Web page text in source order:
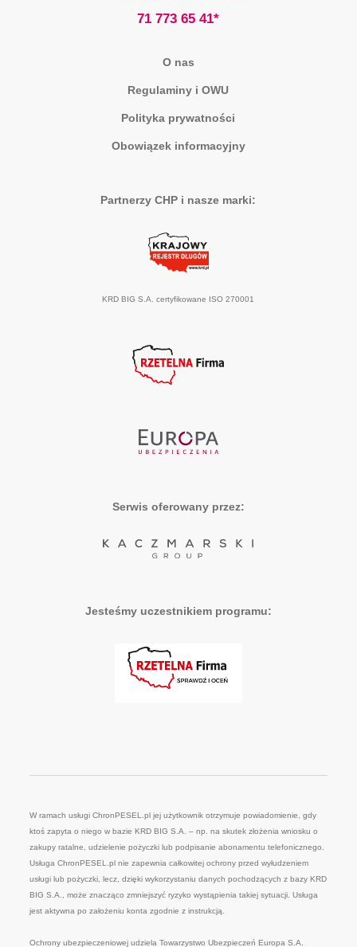
71 773 65 41*
O nas
Regulaminy i OWU
Polityka prywatności
Obowiązek informacyjny
Partnerzy CHP i nasze marki:
KRD BIG S.A. certyfikowane ISO 270001
Serwis oferowany przez:
Jesteśmy uczestnikiem programu:
W ramach usługi ChronPESEL.pl jej użytkownik otrzymuje powiadomienie, gdy
ktoś zapyta o niego w bazie KRD BIG S.A. – np. na skutek złożenia wniosku o
zakupy ratalne, udzielenie pożyczki lub podpisanie abonamentu telefonicznego.
Usługa ChronPESEL.pl nie zapewnia całkowitej ochrony przed wyłudzeniem
usługi lub pożyczki, lecz, dzięki wykorzystaniu danych pochodzących z bazy KRD
BIG S.A., może znacząco zmniejszyć ryzyko wystąpienia takiej sytuacji. Usługa
jest aktywna po założeniu konta zgodnie z instrukcją.
Ochrony ubezpieczeniowej udziela Towarzystwo Ubezpieczeń Europa S.A.